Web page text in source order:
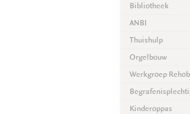
Bibliotheek
ANBI
Thuishulp
Orgelbouw
Werkgroep
Kinderoppas